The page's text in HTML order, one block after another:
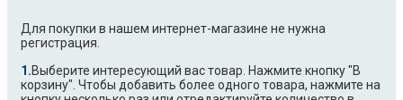
Для покупки в нашем интернет-магазине не нужна
регистрация.
Выберите интересующий вас товар. Нажмите кнопку "В
корзину". Чтобы добавить более одного товара, нажмите на